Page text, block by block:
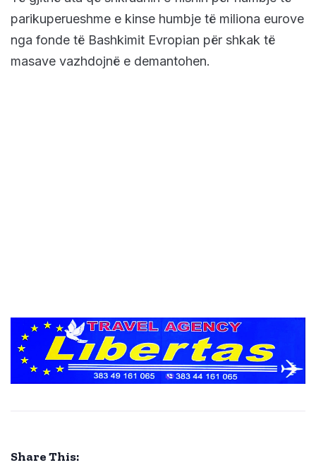
parikuperueshme e kinse humbje të miliona eurove
nga fonde të Bashkimit Evropian për shkak të
masave vazhdojnë e demantohen.
Share This: